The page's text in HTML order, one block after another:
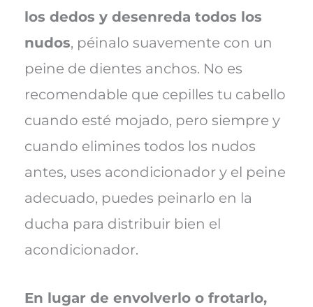
los dedos y desenreda todos los
nudos, péinalo suavemente con un
peine de dientes anchos. No es
recomendable que cepilles tu cabello
cuando esté mojado, pero siempre y
cuando elimines todos los nudos
antes, uses acondicionador y el peine
adecuado, puedes peinarlo en la
ducha para distribuir bien el
acondicionador.
En lugar de envolverlo o frotarlo,